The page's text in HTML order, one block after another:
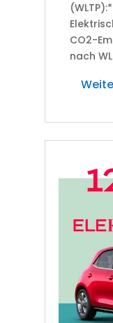
CO2-
nach